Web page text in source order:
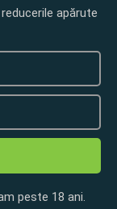
apărute
peste 18 ani.